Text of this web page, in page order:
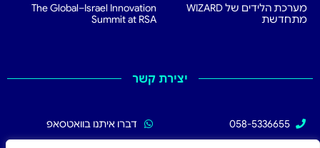
מערכת הלידים של WIZARD
מתחדשת
The Global–Israel Innovation
Summit at RSA
יצירת קשר
058-5336655
דברו איתנו בוואטסאפ